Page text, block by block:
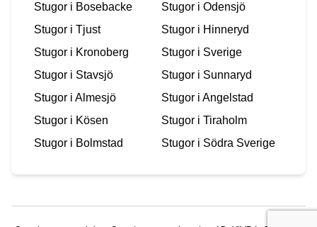
Stugor i Bosebacke Stugor i Odensjö
Stugor i Tjust Stugor i Hinneryd
Stugor i Kronoberg Stugor i Sverige
Stugor i Stavsjö Stugor i Sunnaryd
Stugor i Almesjö Stugor i Angelstad
Stugor i Kösen Stugor i Tiraholm
Stugor i Bolmstad Stugor i Södra Sverige